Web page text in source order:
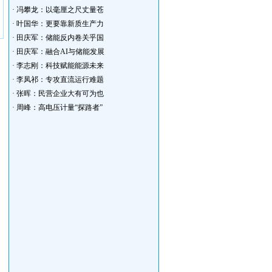
· 冯攀龙：以毫厘之尺丈量苍
· 叶国华：更要靠新质生产力
· 田庆军：储能反内卷关乎国
· 田庆军：融合AI与储能发展
· 李志刚：科技赋能能源未来
· 李凤祁：专攻直流运行难题
· 张晖：民营企业大有可为也
· 周峰：高电压计量“探路者”